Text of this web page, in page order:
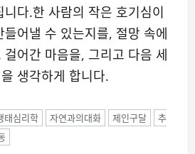
다.한 사람의 작은 호기심이
어낼 수 있는지를, 절망 속에
어간 마음을, 그리고 다음 세
생각하게 합니다.
태심리학 자연과의대화 제인구달
추